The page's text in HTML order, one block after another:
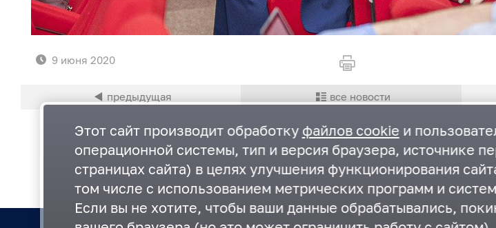
9 июня 2020
Этот сайт производит обработку файлов cookieи
операционной системы, тип и версия браузера, источнике
страницах сайта) в целях улучшения функционирования
том числе с использованием метрических программ и
Если вы не хотите, чтобы ваши данные обрабатывались,